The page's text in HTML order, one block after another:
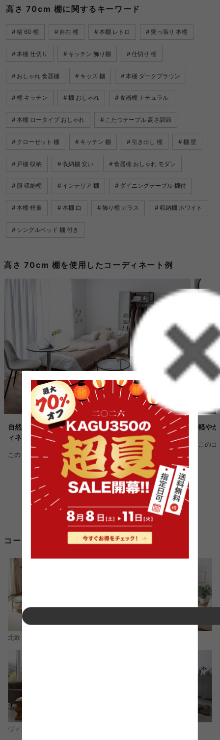
高さ 70cm 棚に関するキーワード
幅 60 棚 自在 棚 本棚 レトロ 突っ張り 本棚
本棚 仕切り キッチン 飾り棚 仕切り 棚
おしゃれ 食器棚 キッズ 棚 本棚 ダークブラウン
棚 キッチン 棚 おしゃれ 食器棚 ナチュラル
本棚 ロータイプ おしゃれ こたつテーブル 高さ調節
クローゼット 棚 キッチン 棚 引き出し 棚 棚 壁
戸棚 収納 収納棚 安い 食器棚 おしゃれ モダン
服 収納棚 インテリア 棚 ダイニングテーブル 棚付
本棚 軽量 本棚 白 飾り棚 ガラス 収納棚 ホワイト
シングルベッド 棚 付き
高さ 70cm 棚を使用したコーディネート例
自然体で心地よく暮らす、ナチュラルなワンルームコーデ
ィネート
このコーディネートを詳しく見る >
軽や
この
コーディネートから高さ 70cm 棚を探す
北欧
ヴィンテージ